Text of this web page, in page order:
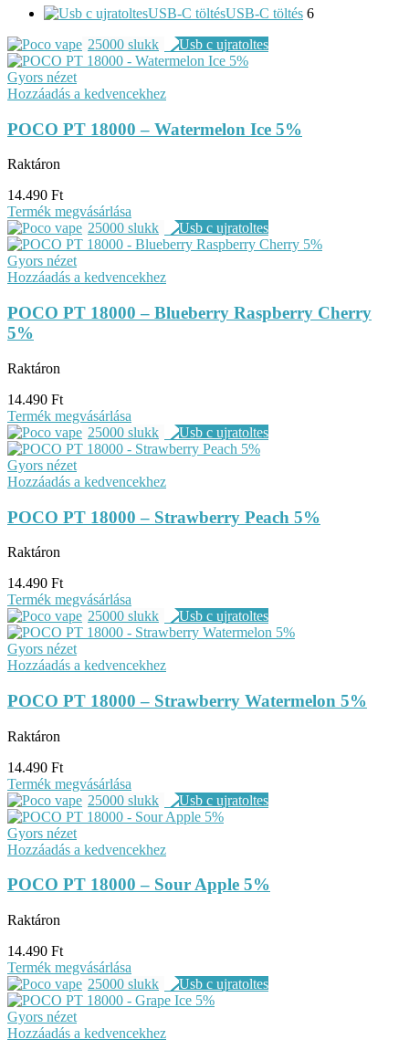
USB-C töltésUSB-C töltés 6
25000 slukk
Gyors nézet
Hozzáadás a kedvencekhez
POCO PT 18000 – Watermelon Ice 5%
Raktáron
14.490 Ft
Termék megvásárlása
25000 slukk
Gyors nézet
Hozzáadás a kedvencekhez
POCO PT 18000 – Blueberry Raspberry Cherry
5%
Raktáron
14.490 Ft
Termék megvásárlása
25000 slukk
Gyors nézet
Hozzáadás a kedvencekhez
POCO PT 18000 – Strawberry Peach 5%
Raktáron
14.490 Ft
Termék megvásárlása
25000 slukk
Gyors nézet
Hozzáadás a kedvencekhez
POCO PT 18000 – Strawberry Watermelon 5%
Raktáron
14.490 Ft
Termék megvásárlása
25000 slukk
Gyors nézet
Hozzáadás a kedvencekhez
POCO PT 18000 – Sour Apple 5%
Raktáron
14.490 Ft
Termék megvásárlása
25000 slukk
Gyors nézet
Hozzáadás a kedvencekhez